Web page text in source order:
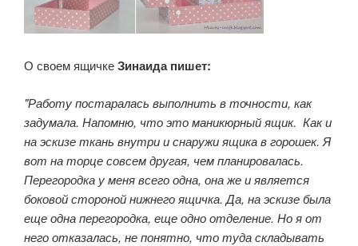
О своем ящичкеЗинаида пишет:
"Работу постаралась выполнить в точности, как
задумала. Напомню, что это маникюрный ящик. Как и
на эскизе ткань внутри и снаружи ящика в горошек. Я
вот на торце совсем другая, чем планировалась.
Перегородка у меня всего одна, она же и является
боковой стороной нижнего ящичка. Да, на эскизе была
еще одна перегородка, еще одно отделение. Но я от
него отказалась, не понятно, что туда складывать